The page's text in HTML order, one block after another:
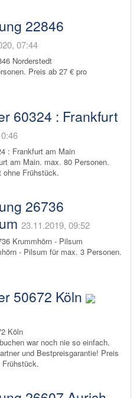
22846
07:44
Preis ab 27 € pro
60324 : Frankfurt
am Main. max. 80 Personen.
ohne Frühstück.
26736
23.11.2019, 09:52
- Pilsum für max. 3 Personen.
50672 Köln
war noch nie so einfach.
und Bestpreisgarantie! Preis